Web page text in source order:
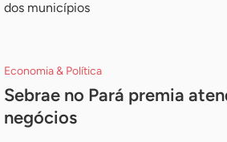
dos municípios
Economia & Política
Sebrae no Pará premia
negócios